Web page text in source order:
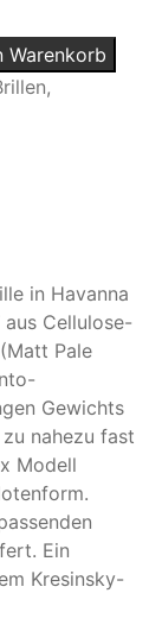
Warenkorb
,
in Havanna
Cellulose-
Pale
Gewichts
nahezu fast
Modell
Ein
Kresinsky-